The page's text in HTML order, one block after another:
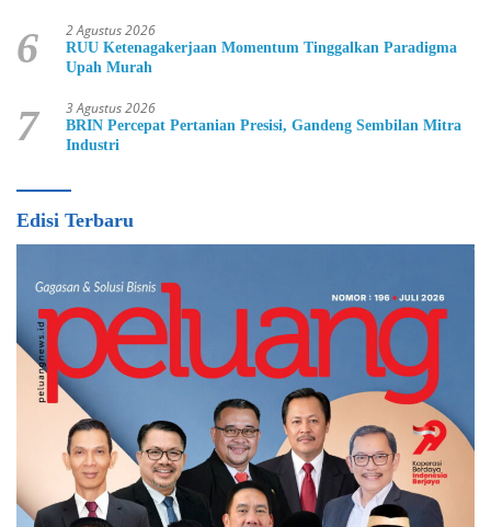
6 2 Agustus 2026
RUU Ketenagakerjaan Momentum Tinggalkan Paradigma
Upah Murah
7 3 Agustus 2026
BRIN Percepat Pertanian Presisi, Gandeng Sembilan Mitra
Industri
Edisi Terbaru